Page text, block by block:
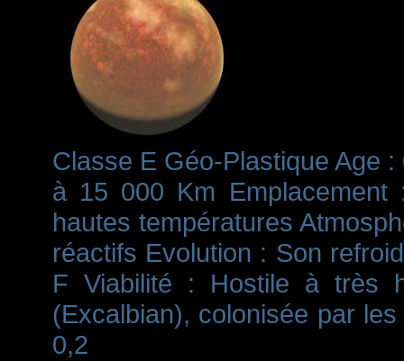
Classe E Géo-Plastique Age
à 15 000 Km
hautes températures
réactifs Evolution : Son
F Viabilité : Hostile à très
(Excalbian), colonisée par
0,2